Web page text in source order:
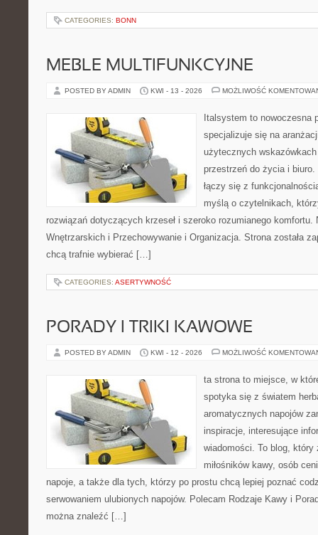
CATEGORIES: BONN
MEBLE MULTIFUNKCYJNE
POSTED BY ADMIN KWI - 13 - 2026 MOŻLIWOŚĆ
Italsystem to nowoczesna
specjalizuje się na
użytecznych
przestrzeń do życia i
łączy się z
myślą o czytelnikach,
rozwiązań dotyczących krzeseł i szeroko rozumianego
Wnętrzarskich i Przechowywanie i Organizacja. Strona została
chcą trafnie wybierać […]
CATEGORIES: ASERTYWNOŚĆ
PORADY I TRIKI KAWOWE
POSTED BY ADMIN KWI - 12 - 2026 MOŻLIWOŚĆ
ta strona to miejsce, w
spotyka się z światem
aromatycznych napojów
inspiracje, interesujące
wiadomości. To blog, który
miłośników kawy, osób
napoje, a także dla tych, którzy po prostu chcą lepiej poznać
serwowaniem ulubionych napojów. Polecam Rodzaje Kawy i
można znaleźć […]